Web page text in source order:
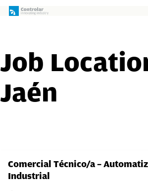
Skip
Job
Jaén
Comercial Técnico/a –
Industrial